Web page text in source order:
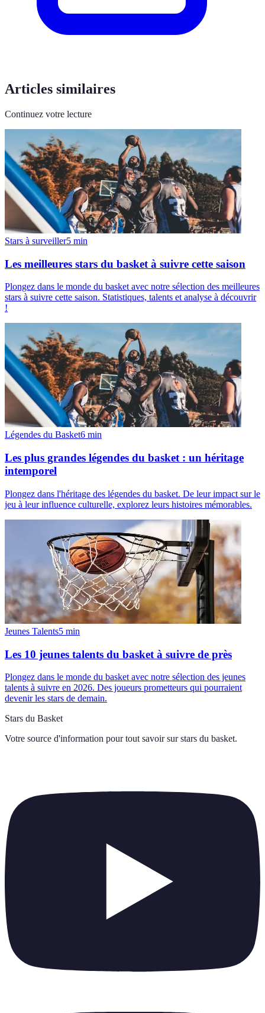
Articles similaires
Continuez votre lecture
Stars à surveiller5 min
Les meilleures stars du basket à suivre cette saison
Plongez dans le monde du basket avec notre sélection des meilleures
stars à suivre cette saison. Statistiques, talents et analyse à découvrir
!
Légendes du Basket6 min
Les plus grandes légendes du basket : un héritage
intemporel
Plongez dans l'héritage des légendes du basket. De leur impact sur le
jeu à leur influence culturelle, explorez leurs histoires mémorables.
Jeunes Talents5 min
Les 10 jeunes talents du basket à suivre de près
Plongez dans le monde du basket avec notre sélection des jeunes
talents à suivre en 2026. Des joueurs prometteurs qui pourraient
devenir les stars de demain.
Stars du Basket
Votre source d'information pour tout savoir sur stars du basket.